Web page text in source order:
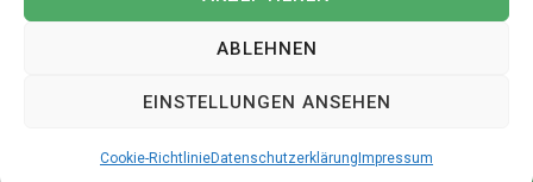
ABLEHNEN
EINSTELLUNGEN ANSEHEN
Cookie-RichtlinieDatenschutzerklärung Impressum
Rights Reserved.